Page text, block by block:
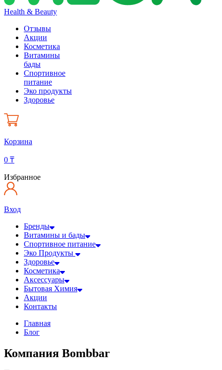
Health & Beauty
Отзывы
Акции
Косметика
Витамины
бады
Спортивное
питание
Эко продукты
Здоровье
Корзина
0 ₸
Избранное
Вход
Бренды
Витамины и бады
Спортивное питание
Эко Продукты
Здоровье
Косметика
Аксессуары
Бытовая Химия
Акции
Контакты
Главная
Блог
Компания Bombbar